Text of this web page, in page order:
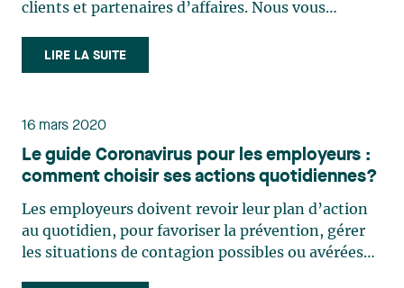
clients et partenaires d’affaires. Nous vous
qui centralise tous les outils et l'information qui
sont produits par nos professionnels. On peut (…)
LIRE LA SUITE
16 mars 2020
Le guide Coronavirus pour les employeurs :
comment choisir ses actions quotidiennes?
Les employeurs doivent revoir leur plan d’action
au quotidien, pour favoriser la prévention, gérer
les situations de contagion possibles ou avérées